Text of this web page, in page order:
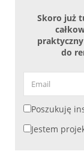
Skoro już
do
Poszukuję
Jestem